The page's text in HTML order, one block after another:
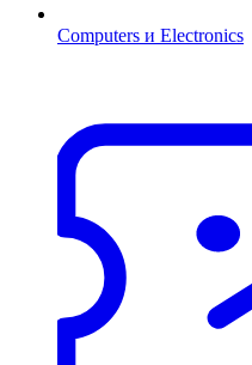
Computers и Electronics